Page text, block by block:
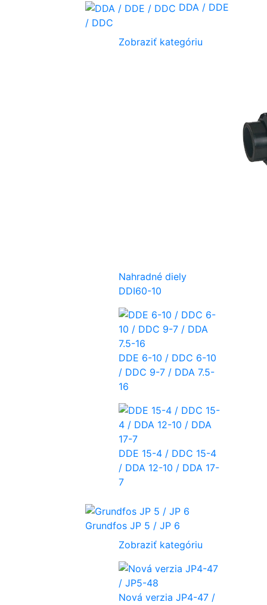
DDA / DDE
/ DDC
Zobraziť kategóriu
Nahradné diely
DDI60-10
DDE 6-10 / DDC 6-10
/ DDC 9-7 / DDA 7.5-
16
DDE 15-4 / DDC 15-4
/ DDA 12-10 / DDA 17-
7
Grundfos JP 5 / JP 6
Zobraziť kategóriu
Nová verzia JP4-47 /